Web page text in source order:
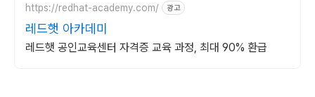
https://redhat-academy.com/ 광고
레드햇 아카데미
레드햇 공인교육센터 자격증 교육 과정, 최대 90% 환급